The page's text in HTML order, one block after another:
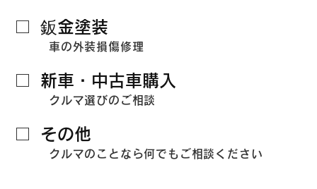
鈑金塗装
車の外装損傷修理
新車・中古車購入
クルマ選びのご相談
その他
クルマのことなら何でもご相談ください